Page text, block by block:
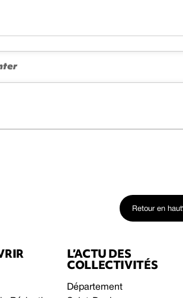
Retour en haut
L’ACTU DES
COLLECTIVITÉS
Département